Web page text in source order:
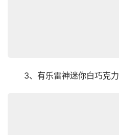
3、有乐雷神迷你白巧克力